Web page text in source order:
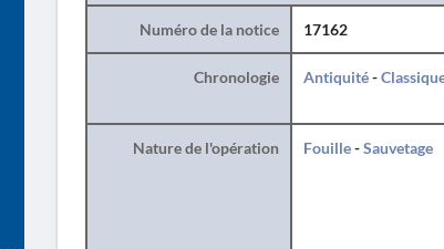
Numéro de la notice 17162
Chronologie Antiquité-
Nature de l'opération Fouille-Sauvetage